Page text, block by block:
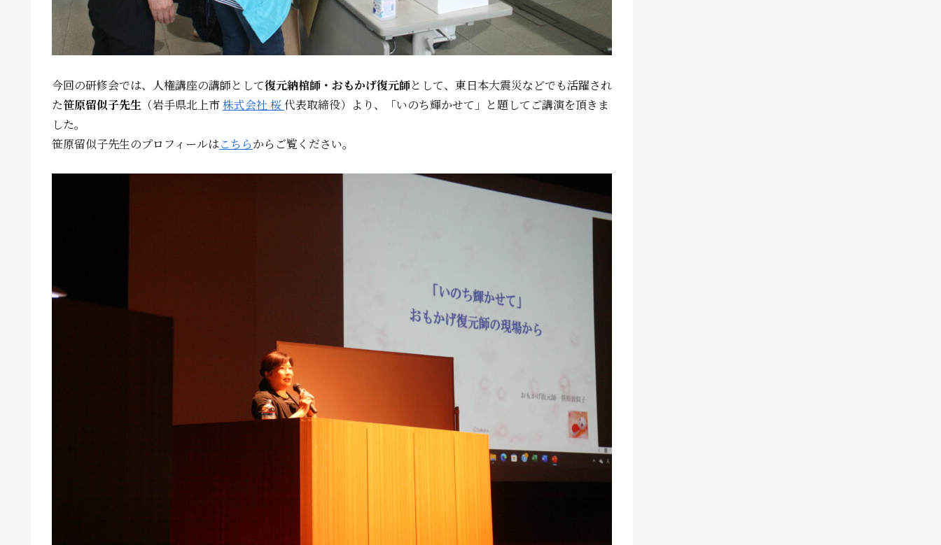
今回の研修会では、人権講座の講師として復元納棺師・おもかげ復元師として、東日本大震災などでも活躍され
た笹原留似子先生 （岩手県北上市株式会社 桜代表取締役）より、「いのち輝かせて」と題してご講演を頂きま
した。
笹原留似子先生のプロフィールはこちらからご覧ください。